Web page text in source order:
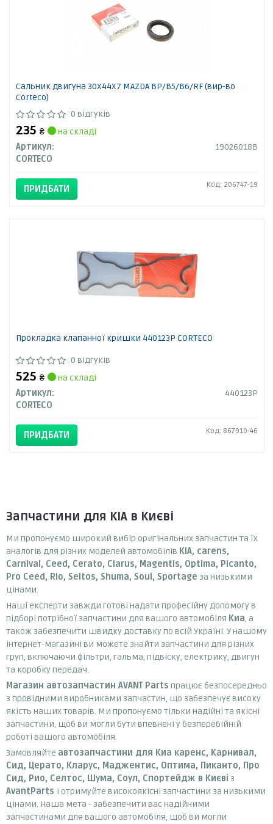
Сальник двигуна 30X44X7 MAZDA BP/B5/B6/RF (вир-во
Corteco)
0 відгуків
235 ₴
на складі
Артикул:
19026018B
CORTECO
ПРИДБАТИ Код: 206747-19
Прокладка клапанної кришки 440123P CORTECO
0 відгуків
525 ₴
на складі
Артикул:
440123P
CORTECO
ПРИДБАТИ Код: 867910-46
Запчастини для KIA в Києві
Ми пропонуємо широкий вибір оригінальних запчастин та їх
аналогів для різних моделей автомобілів KIA, carens,
Carnival, Ceed, Cerato, Clarus, Magentis, Optima, Picanto,
Pro Ceed, Rio, Seltos, Shuma, Soul, Sportage за низькими
цінами.
Наші експерти завжди готові надати професійну допомогу в
підборі потрібної запчастини для вашого автомобіля Киа, а
також забезпечити швидку доставку по всій Україні. У нашому
інтернет-магазині ви можете знайти запчастини для різних
груп, включаючи фільтри, гальма, підвіску, електрику, двигун
та коробку передач.
Магазин автозапчастин AVANT Parts працює безпосередньо
з провідними виробниками запчастин, що забезпечує високу
якість наших товарів. Ми пропонуємо тільки надійні та якісні
запчастини, щоб ви могли бути впевнені у безперебійній
роботі вашого автомобіля.
Замовляйте автозапчастини для Киа каренс, Карнивал,
Сид, Церато, Кларус, Маджентис, Оптима, Пиканто, Про
Сид, Рио, Селтос, Шума, Соул, Cпортейдж в Києві з
AvantParts і отримуйте високоякісні запчастини за низькими
цінами. Наша мета - забезпечити вас надійними
запчастинами для вашого автомобіля, щоб ви могли